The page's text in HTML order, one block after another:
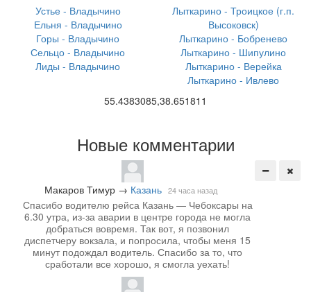
Устье - Владычино
Ельня - Владычино
Горы - Владычино
Сельцо - Владычино
Лиды - Владычино
Лыткарино - Троицкое (г.п.
Высоковск)
Лыткарино - Бобренево
Лыткарино - Шипулино
Лыткарино - Верейка
Лыткарино - Ивлево
55.4383085,38.651811
Новые комментарии
Макаров Тимур → Казань 24 часа назад
Спасибо водителю рейса Казань — Чебоксары на
6.30 утра, из-за аварии в центре города не могла
добраться вовремя. Так вот, я позвонил
диспетчеру вокзала, и попросила, чтобы меня 15
минут подождал водитель. Спасибо за то, что
сработали все хорошо, я смогла уехать!